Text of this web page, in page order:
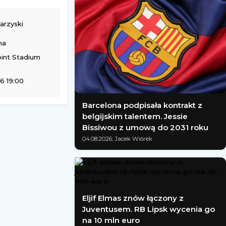
Stadium
19:00
Barcelona podpisała kontrakt z
belgijskim talentem. Jessie
Bissiwou z umową do 2031 roku
04.08.2026; Jacek Wiórek
Eljif Elmas znów łączony z
Juventusem. RB Lipsk wycenia go
na 10 mln euro